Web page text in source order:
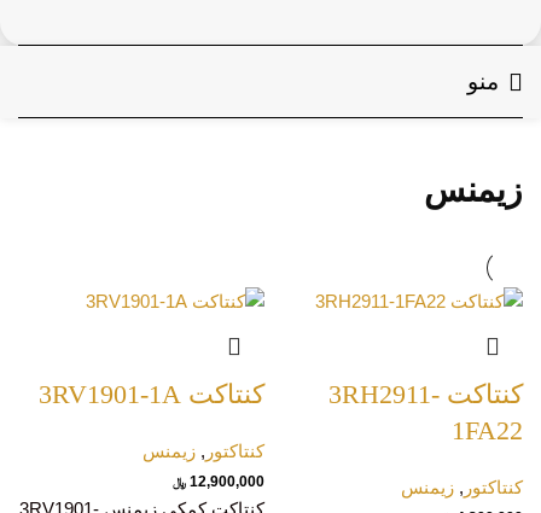
منو
زیمنس
کنتاکت 3RH2911-
1FA22
کنتاکتور , زیمنس
کنتاکت 3RV1901-1A
کنتاکتور , زیمنس
12,900,000 ﷼
کنتاکت کمکی زیمنس 3RV1901-